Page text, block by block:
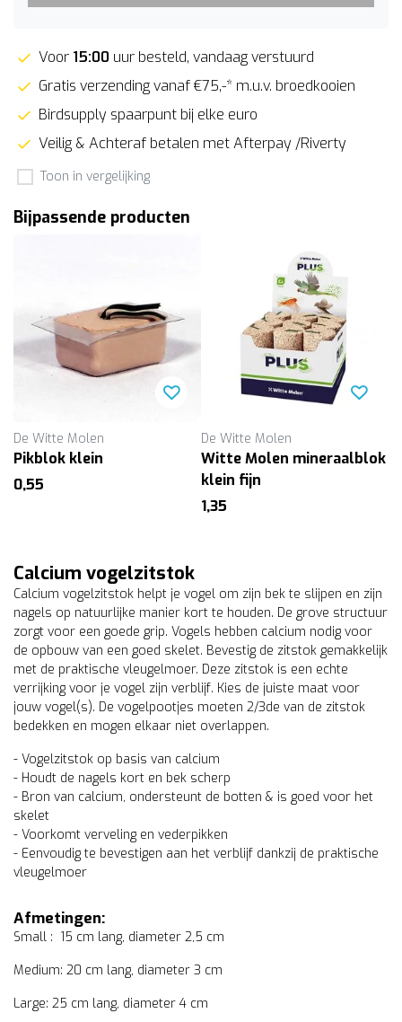
Voor 15:00 uur besteld, vandaag verstuurd
Gratis verzending vanaf €75,-* m.u.v. broedkooien
Birdsupply spaarpunt bij elke euro
Veilig & Achteraf betalen met Afterpay /Riverty
Toon in vergelijking
Bijpassende producten
De Witte Molen
Pikblok klein
0,55
De Witte Molen
Witte Molen mineraalblok
klein fijn
1,35
Calcium vogelzitstok
Calcium vogelzitstok helpt je vogel om zijn bek te slijpen en zijn
nagels op natuurlijke manier kort te houden. De grove structuur
zorgt voor een goede grip. Vogels hebben calcium nodig voor
de opbouw van een goed skelet. Bevestig de zitstok gemakkelijk
met de praktische vleugelmoer. Deze zitstok is een echte
verrijking voor je vogel zijn verblijf. Kies de juiste maat voor
jouw vogel(s). De vogelpootjes moeten 2/3de van de zitstok
bedekken en mogen elkaar niet overlappen.
- Vogelzitstok op basis van calcium
- Houdt de nagels kort en bek scherp
- Bron van calcium, ondersteunt de botten & is goed voor het
skelet
- Voorkomt verveling en vederpikken
- Eenvoudig te bevestigen aan het verblijf dankzij de praktische
vleugelmoer
Afmetingen:
Small : 15 cm lang, diameter 2,5 cm
Medium: 20 cm lang, diameter 3 cm
Large: 25 cm lang, diameter 4 cm